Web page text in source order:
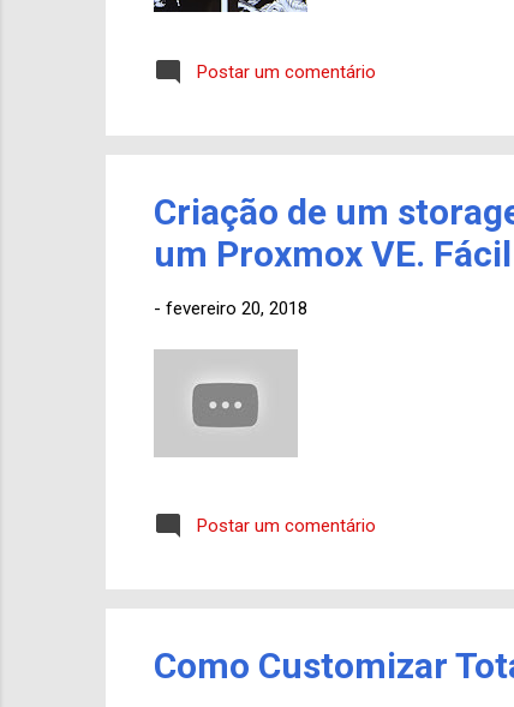
retirada total da
Postar um comentário
Criação de um
um Proxmox VE.
- fevereiro 20, 2018
Postar um comentário
Como Customizar